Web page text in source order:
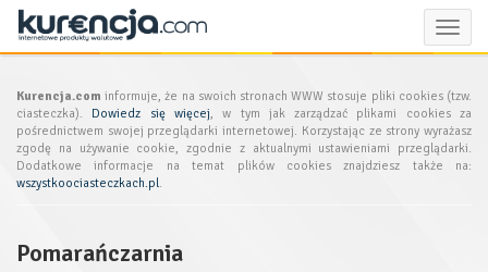
Toggle
Kurencja.com informuje, że na swoich stronach WWW stosuje pliki cookies (tzw.
ciasteczka). Dowiedz się więcej, w tym jak zarządzać plikami cookies za
pośrednictwem swojej przeglądarki internetowej. Korzystając ze strony wyrażasz
zgodę na używanie cookie, zgodnie z aktualnymi ustawieniami przeglądarki.
Dodatkowe informacje na temat plików cookies znajdziesz także na:
wszystkoociasteczkach.pl.
Pomarańczarnia